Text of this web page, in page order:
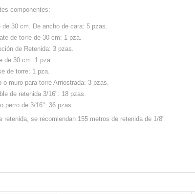
componentes:
de 30 cm. De ancho de cara: 5 pzas.
de torre de 30 cm: 1 pza.
de Retenida: 3 pzas.
de 30 cm: 1 pza.
de torre: 1 pza.
o muro para torre Arriostrada: 3 pzas.
de retenida 3/16": 18 pzas.
perro de 3/16": 36 pzas.
retenida, se recomiendan 155 metros de retenida de 1/8"